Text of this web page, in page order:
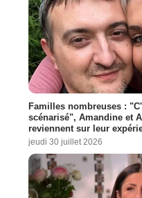
Familles nombreuses :
scénarisé", Amandine et
reviennent sur leur
jeudi 30 juillet 2026